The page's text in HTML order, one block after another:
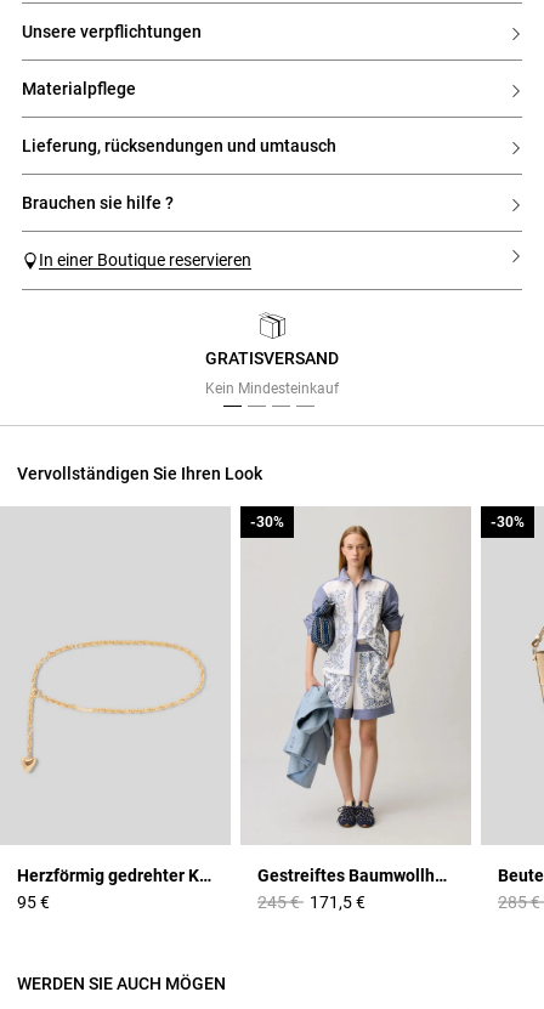
unsere verpflichtungen
materialpflege
lieferung, rücksendungen und umtausch
brauchen sie hilfe ?
In einer Boutique reservieren
GRATISVERSAND
Kein Mindesteinkauf
Vervollständigen Sie Ihren Look
Herzförmig gedrehter Kettengürtel
95 €
Gestreiftes Baumwollhemd
Price reduced from
245 €to
-30%
171,5 €
-30%
Price
285 €
-30%
-30%
WERDEN SIE AUCH MÖGEN